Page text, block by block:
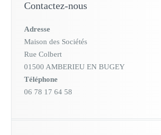
Contactez-nous
Adresse
Maison des Sociétés
Rue Colbert
01500 AMBERIEU EN BUGEY
Téléphone
06 78 17 64 58